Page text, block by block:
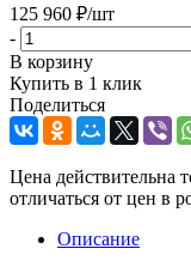
125 960 ₽/шт
-
В корзину
Купить в 1 клик
Поделиться
Цена действительна
отличаться от цен в
Описание